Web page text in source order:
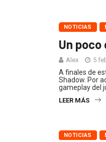
NOTICIAS
Un
Alex 5
A finales de
Shadow. Por
gameplay del
LEER MÁS
NOTICIAS